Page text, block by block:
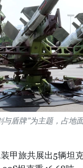
与盾牌”为主题，占地
甲旅共展出5辆坦